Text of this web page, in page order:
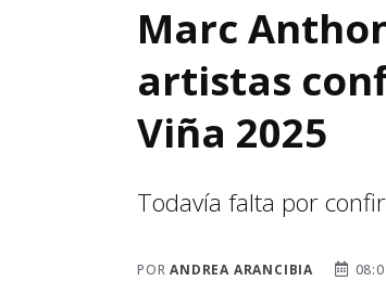
Marc
artistas
Viña 2025
Todavía falta por
PORANDREA ARANCIBIA